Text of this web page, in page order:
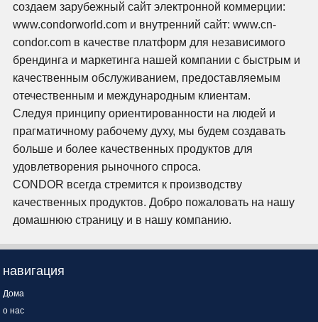
создаем зарубежный сайт электронной коммерции:
www.condorworld.com и внутренний сайт: www.cn-
condor.com в качестве платформ для независимого
брендинга и маркетинга нашей компании с быстрым и
качественным обслуживанием, предоставляемым
отечественным и международным клиентам.
Следуя принципу ориентированности на людей и
прагматичному рабочему духу, мы будем создавать
больше и более качественных продуктов для
удовлетворения рыночного спроса.
CONDOR всегда стремится к производству
качественных продуктов. Добро пожаловать на нашу
домашнюю страницу и в нашу компанию.
навигация
Дома
о нас